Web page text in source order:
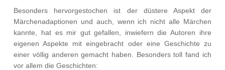
Besonders hervorgestochen ist der düstere Aspekt der
Märchenadaptionen und auch, wenn ich nicht alle Märchen
kannte, hat es mir gut gefallen, inwiefern die Autoren ihre
eigenen Aspekte mit eingebracht oder eine Geschichte zu
einer völlig anderen gemacht haben. Besonders toll fand ich
vor allem die Geschichten: